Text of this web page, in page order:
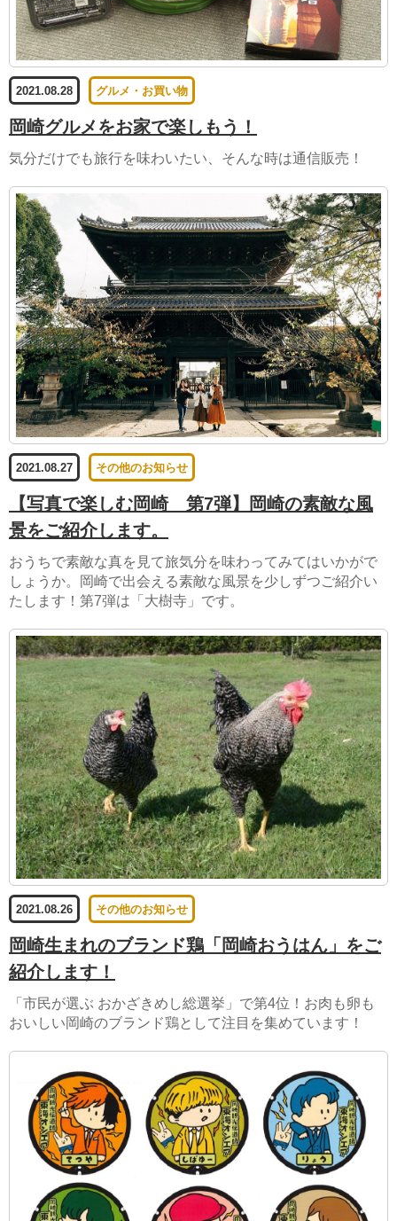
2021.08.28 グルメ・お買い物
岡崎グルメをお家で楽しもう！
気分だけでも旅行を味わいたい、そんな時は通信販売！
2021.08.27 その他のお知らせ
【写真で楽しむ岡崎 第7弾】岡崎の素敵な風
景をご紹介します。
おうちで素敵な真を見て旅気分を味わってみてはいかがで
しょうか。岡崎で出会える素敵な風景を少しずつご紹介い
たします！第7弾は「大樹寺」です。
2021.08.26 その他のお知らせ
岡崎生まれのブランド鶏「岡崎おうはん」をご
紹介します！
「市民が選ぶ おかざきめし総選挙」で第4位！お肉も卵も
おいしい岡崎のブランド鶏として注目を集めています！